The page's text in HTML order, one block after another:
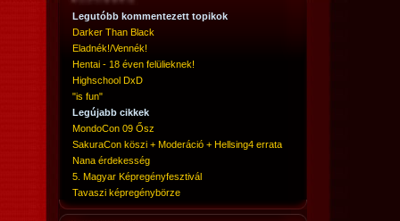
Legutóbb kommentezett topikok
Darker Than Black
Eladnék!/Vennék!
Hentai - 18 éven felülieknek!
Highschool DxD
"is fun"
Legújabb cikkek
MondoCon 09 Ősz
SakuraCon köszi + Moderáció + Hellsing4 errata
Nana érdekesség
5. Magyar Képregényfesztivál
Tavaszi képregénybörze